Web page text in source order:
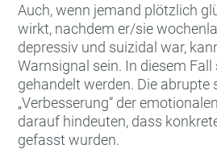
Auch, wenn jemand plötzlich
wirkt, nachdem er/sie
depressiv und suizidal war,
Warnsignal sein. In diesem
gehandelt werden. Die abrupte
„Verbesserung“ der
darauf hindeuten, dass
gefasst wurden.